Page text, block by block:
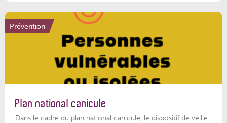
Prévention
Plan national canicule
Dans le cadre du plan national canicule, le dispositif de veille